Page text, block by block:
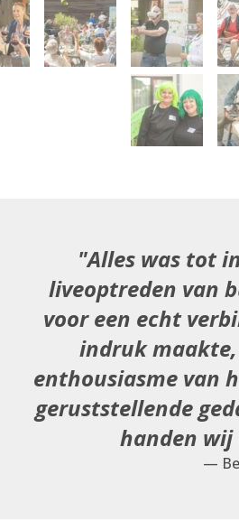
Alles was tot
liveoptreden van
voor een echt
indruk
enthousiasme van
geruststellende
handen wij
—